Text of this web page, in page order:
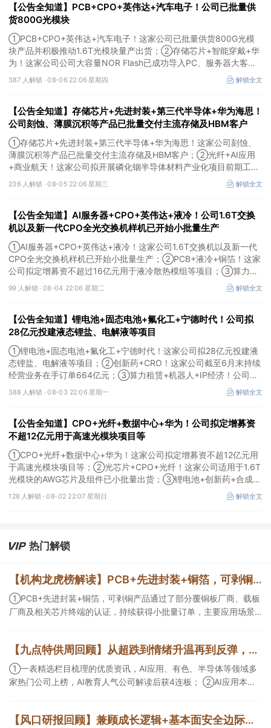
【公告全知道】PCB+CPO+英伟达+汽车电子！公司已批量供
货800G光模块
①PCB+CPO+英伟达+汽车电子！这家公司已批量供货800G光模
块产品并积极推动1.6T光模块量产出货；②存储芯片+智能穿戴+华
为！这家公司公司大容量NOR Flash已成功导入PC、服务器大客
户；③边缘计算+智慧灯杆！公司拟跨界布局固态存储标的。
387 人解锁 ·08-06 22:06 星期四 解锁全文
【公告全知道】存储芯片+先进封装+第三代半导体+华为海思！
公司刻蚀、薄膜沉积等产品已批量交付主流存储及HBM客户
①存储芯片+先进封装+第三代半导体+华为海思！这家公司刻蚀、
薄膜沉积等产品已批量交付主流存储及HBM客户；②光纤+AI应用
+商业航天！这家公司拟开展磷化铟半导体材料产业化项目前期工
作；③MLCC+光模块+商业航天+军工！公司拟定增募资不超3亿元
用于MLCC相关项目。
236 人解锁 ·08-05 22:06 星期三 解锁全文
【公告全知道】AI服务器+CPO+英伟达+液冷！公司1.6T交换
机以及新一代CPO全光交换机样机已开始小批量生产
①AI服务器+CPO+英伟达+液冷！这家公司1.6T交换机以及新一代
CPO全光交换机样机已开始小批量生产；②PCB+液冷+铜箔！这家
公司拟定增募资不超过16亿元用于液冷散热模组等项目；③算力
+云计算+华为鲲鹏！公司签署超46亿元算力服务合同。
99 人解锁 · 08-04 22:06 星期二 解锁全文
【公告全知道】锂电池+固态电池+氟化工+宁德时代！公司拟
28亿元投建液态锂盐、电解液等项目
①锂电池+固态电池+氟化工+宁德时代！这家公司拟28亿元投建液
态锂盐、电解液等项目；②创新药+CRO！这家公司截至6月末持续
经营业务在手订单664亿元；③算力租赁+机器人+IP经济！公司签
署32亿元算力服务合同。
388 人解锁 ·08-03 22:06 星期一 解锁全文
【公告全知道】CPO+光纤+数据中心+华为！公司拟定增募资
不超12亿元用于高速光模块项目等
①CPO+光纤+数据中心+华为！这家公司拟定增募资不超12亿元用
于高速光模块项目等；②光芯片+CPO+光纤！这家公司适用于1.6T
光模块的AWG芯片及组件已小批量出货；③锂电池+创新药+合成生
物！公司拟定增募资不超过7亿元以切入半导体供应链。
128 人解锁 ·08-02 22:07 星期日 解锁全文
热门解锁
【机构龙虎榜解读】PCB+先进封装+铜箔，可剥铜产品通过了部分覆铜板厂商、载板厂商及相关芯片终端的认证，持续获得小批量订单，主要应用场景包括芯片封装光模块用PCB，机构大额净买入这家公司
①PCB+先进封装+铜箔，可剥铜产品通过了部分覆铜板厂商、载板
厂商及相关芯片终端的认证，持续获得小批量订单，主要应用场景
等方面具有丰富经验，具备承接细胞与基因治疗产品商业化受托生
产的合规资质，这家公司获净买入。
【九点特供周回顾】从超跌到情绪升温再到反弹，栏目梳理AI应用题材逻辑，AI教育人气公司解读后获4连板
①一表精选栏目梳理的优质资讯，AI应用、有色、半导体等领域多
家热门公司上榜，AI教育人气公司解读后获4连板； ②AI应用本周
角前瞻产业供需情况，提及2家核心公司双双涨停。
【风口研报回顾】兼顾成长逻辑+基本面安全边际！王牌自营前瞻覆盖“pcb+MLCC+电子布”，梳理AI产业链优质标的“深坑起跳”